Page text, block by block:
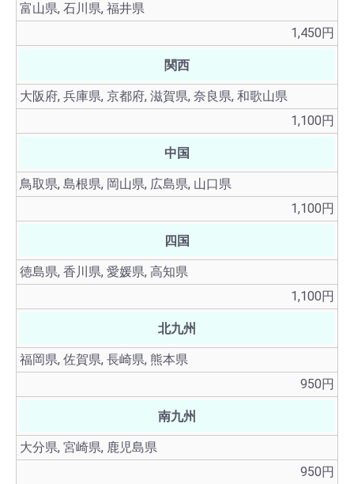
富山県, 石川県, 福井県
1,450円
関西
大阪府, 兵庫県, 京都府, 滋賀県, 奈良県, 和歌山県
1,100円
中国
鳥取県, 島根県, 岡山県, 広島県, 山口県
1,100円
四国
徳島県, 香川県, 愛媛県, 高知県
1,100円
北九州
福岡県, 佐賀県, 長崎県, 熊本県
950円
南九州
大分県, 宮崎県, 鹿児島県
950円